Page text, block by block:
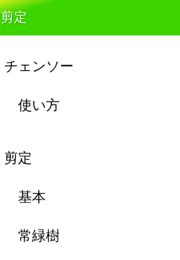
剪定
チェンソー
使い方
剪定
基本
常緑樹